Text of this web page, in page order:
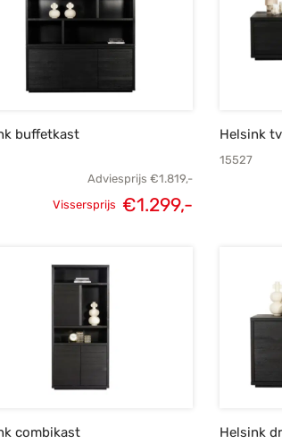
buffetkast
Adviesprijs €1.819,-
Vissersprijs €1.299,-
Helsink
15527
combikast Helsink